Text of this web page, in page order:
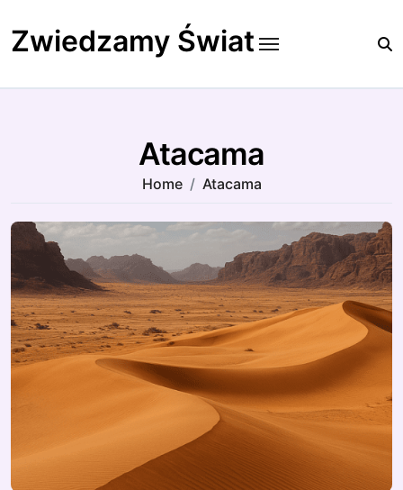
to
content
Zwiedzamy Świat
Atacama
Home Atacama